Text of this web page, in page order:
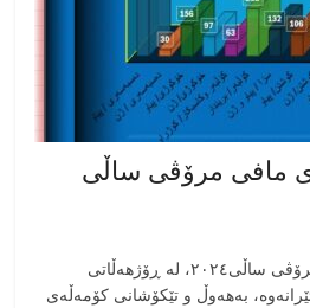
مافی مرۆڤی ساڵی
‎ڕاپۆرتی پێشێلکاری مافی مرۆڤی ساڵی٢٠٢٤، له ڕۆژهەڵاتی
کوردستان له لایەن ڕژێمی ئێرانەوە، بە‎هەوڵ و تێکۆشانی کۆمەڵەی